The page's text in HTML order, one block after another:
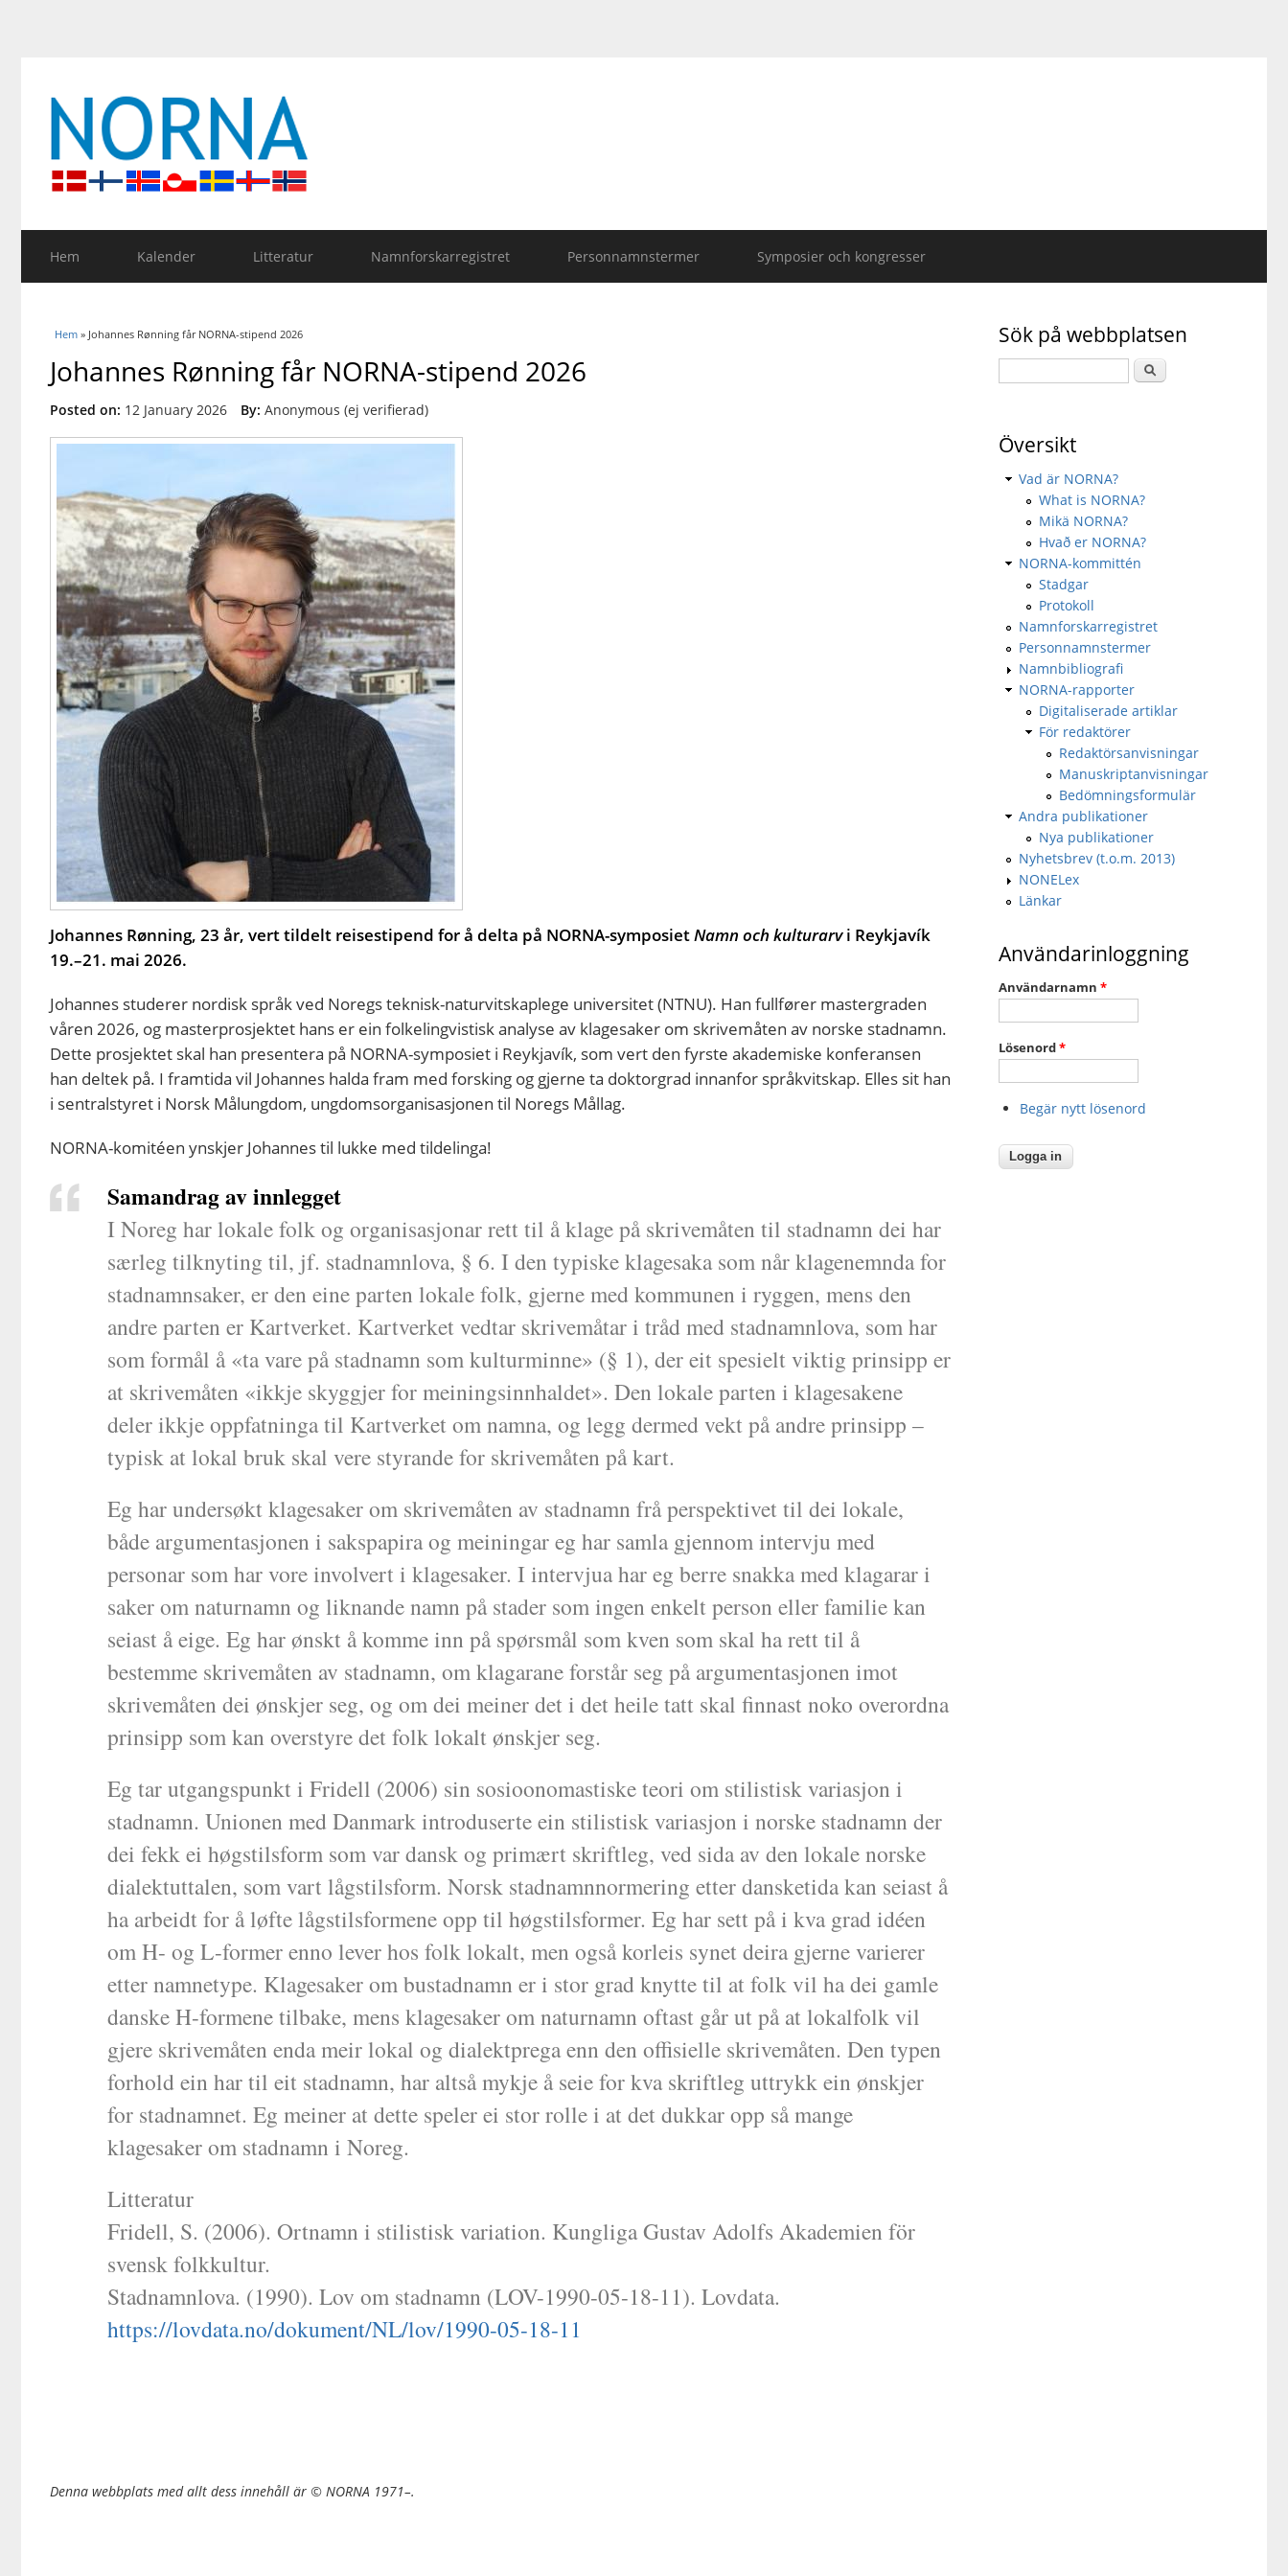
Hem Kalender Litteratur Namnforskarregistret Personnamnstermer Symposier och kongresser
Du är här
Hem » Johannes Rønning får NORNA-stipend 2026
Johannes Rønning får NORNA-stipend 2026
Posted on: 12 January 2026 By: Anonymous (ej verifierad)
Johannes Rønning, 23 år, vert tildelt reisestipend for å delta på NORNA-symposietNamn och kulturarvi Reykjavík
19.–21. mai 2026.
Johannes studerer nordisk språk ved Noregs teknisk-naturvitskaplege universitet (NTNU). Han fullfører mastergraden
våren 2026, og masterprosjektet hans er ein folkelingvistisk analyse av klagesaker om skrivemåten av norske stadnamn.
Dette prosjektet skal han presentera på NORNA-symposiet i Reykjavík, som vert den fyrste akademiske konferansen
han deltek på. I framtida vil Johannes halda fram med forsking og gjerne ta doktorgrad innanfor språkvitskap. Elles sit han
i sentralstyret i Norsk Målungdom, ungdomsorganisasjonen til Noregs Mållag.
NORNA-komitéen ynskjer Johannes til lukke med tildelinga!
Samandrag av innlegget
I Noreg har lokale folk og organisasjonar rett til å klage på skrivemåten til stadnamn dei har
særleg tilknyting til, jf. stadnamnlova, § 6. I den typiske klagesaka som når klagenemnda for
stadnamnsaker, er den eine parten lokale folk, gjerne med kommunen i ryggen, mens den
andre parten er Kartverket. Kartverket vedtar skrivemåtar i tråd med stadnamnlova, som har
som formål å «ta vare på stadnamn som kulturminne» (§ 1), der eit spesielt viktig prinsipp er
at skrivemåten «ikkje skyggjer for meiningsinnhaldet». Den lokale parten i klagesakene
deler ikkje oppfatninga til Kartverket om namna, og legg dermed vekt på andre prinsipp –
typisk at lokal bruk skal vere styrande for skrivemåten på kart.
Eg har undersøkt klagesaker om skrivemåten av stadnamn frå perspektivet til dei lokale,
både argumentasjonen i sakspapira og meiningar eg har samla gjennom intervju med
personar som har vore involvert i klagesaker. I intervjua har eg berre snakka med klagarar i
saker om naturnamn og liknande namn på stader som ingen enkelt person eller familie kan
seiast å eige. Eg har ønskt å komme inn på spørsmål som kven som skal ha rett til å
bestemme skrivemåten av stadnamn, om klagarane forstår seg på argumentasjonen imot
skrivemåten dei ønskjer seg, og om dei meiner det i det heile tatt skal finnast noko overordna
prinsipp som kan overstyre det folk lokalt ønskjer seg.
Eg tar utgangspunkt i Fridell (2006) sin sosioonomastiske teori om stilistisk variasjon i
stadnamn. Unionen med Danmark introduserte ein stilistisk variasjon i norske stadnamn der
dei fekk ei høgstilsform som var dansk og primært skriftleg, ved sida av den lokale norske
dialektuttalen, som vart lågstilsform. Norsk stadnamnnormering etter dansketida kan seiast å
ha arbeidt for å løfte lågstilsformene opp til høgstilsformer. Eg har sett på i kva grad idéen
om H- og L-former enno lever hos folk lokalt, men også korleis synet deira gjerne varierer
etter namnetype. Klagesaker om bustadnamn er i stor grad knytte til at folk vil ha dei gamle
danske H-formene tilbake, mens klagesaker om naturnamn oftast går ut på at lokalfolk vil
gjere skrivemåten enda meir lokal og dialektprega enn den offisielle skrivemåten. Den typen
forhold ein har til eit stadnamn, har altså mykje å seie for kva skriftleg uttrykk ein ønskjer
for stadnamnet. Eg meiner at dette speler ei stor rolle i at det dukkar opp så mange
klagesaker om stadnamn i Noreg.
Litteratur
Fridell, S. (2006). Ortnamn i stilistisk variation. Kungliga Gustav Adolfs Akademien för
svensk folkkultur.
Stadnamnlova. (1990). Lov om stadnamn (LOV-1990-05-18-11). Lovdata.
https://lovdata.no/dokument/NL/lov/1990-05-18-11
Sök på webbplatsen
Översikt
Vad är NORNA?
What is NORNA?
Mikä NORNA?
Hvað er NORNA?
NORNA-kommittén
Stadgar
Protokoll
Namnforskarregistret
Personnamnstermer
Namnbibliografi
NORNA-rapporter
Digitaliserade artiklar
För redaktörer
Redaktörsanvisningar
Manuskriptanvisningar
Bedömningsformulär
Andra publikationer
Nya publikationer
Nyhetsbrev (t.o.m. 2013)
NONELex
Länkar
Användarinloggning
Användarnamn *
Lösenord*
Begär nytt lösenord
Denna webbplats med allt dess innehåll är © NORNA 1971–.